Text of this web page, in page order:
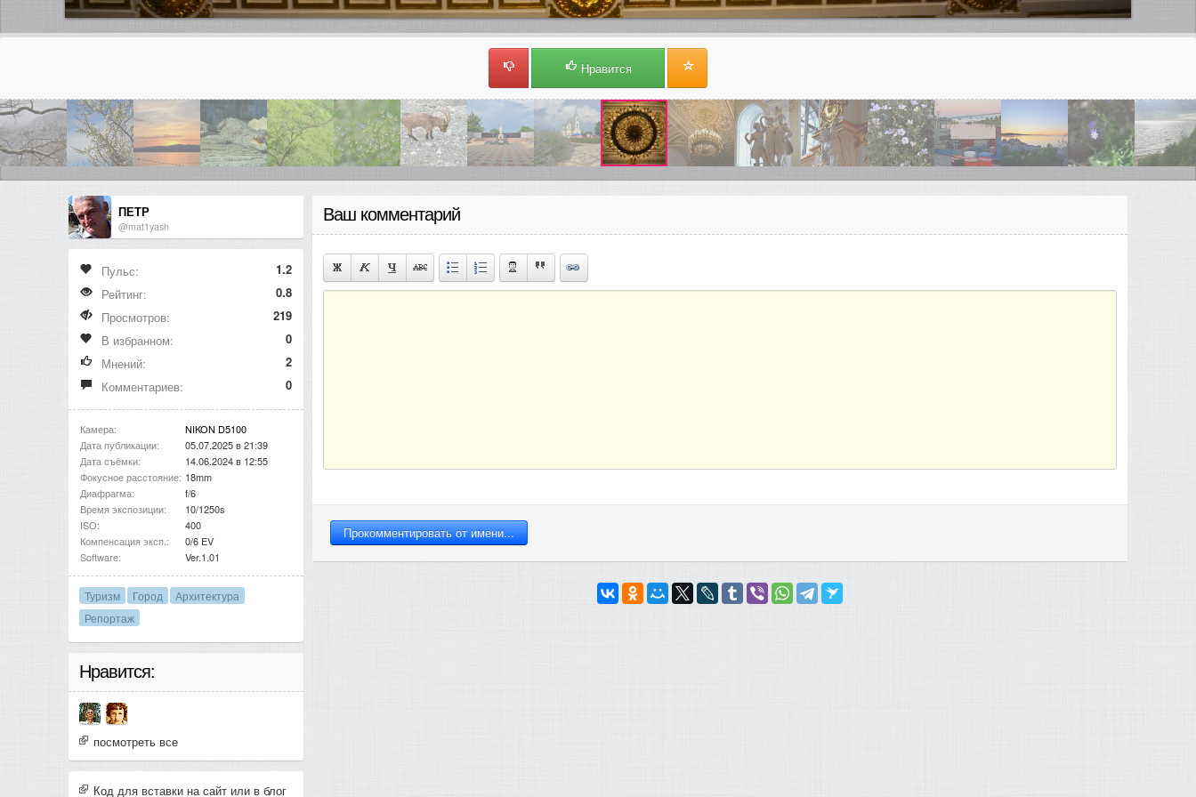
Нравится
ПЕТР
@mat1yash
Пульс:
1.2
Рейтинг:
0.8
Просмотров:
219
В избранном:
0
Мнений:
2
Комментариев:
0
Камера:
NIKON D5100
Дата публикации:
05.07.2025 в 21:39
Дата съёмки:
14.06.2024 в 12:55
Фокусное расстояние: 18mm
Диафрагма:
f/6
Время экспозиции:
10/1250s
ISO:
400
Компенсация эксп.:
0/6 EV
Software:
Ver.1.01
Туризм Город
Архитектура
Репортаж
Нравится:
посмотреть все
Код для вставки на сайт или в блог
Ваш комментарий